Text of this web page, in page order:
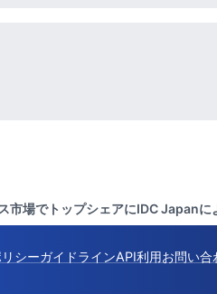
場でトップシェアにIDC Japan
シーガイドラインAPI利用お問い合